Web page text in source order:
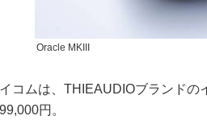
Oracle MKIII
コムは、THIEAUDIOブランドの
円。